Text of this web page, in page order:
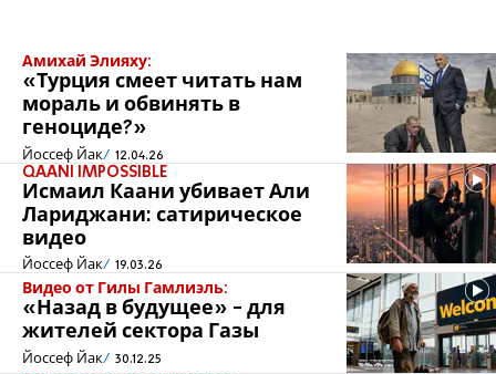
Амихай Элияху:
«Турция смеет читать нам
мораль и обвинять в
геноциде?»
Йоссеф Йак 12.04.26
QAANI IMPOSSIBLE
Исмаил Каани убивает Али
Лариджани: сатирическое
видео
Йоссеф Йак 19.03.26
Видео от Гилы Гамлиэль:
«Назад в будущее» - для
жителей сектора Газы
Йоссеф Йак 30.12.25